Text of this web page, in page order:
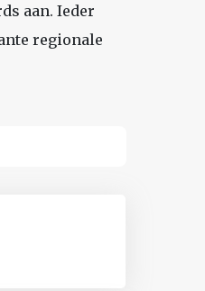
aan. Ieder
regionale